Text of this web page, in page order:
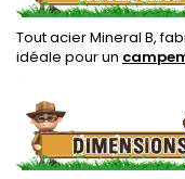
Tout acier Mineral B,
idéale pour un
.